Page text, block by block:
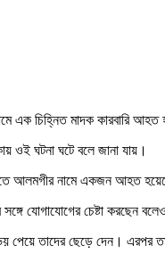
এক চিহ্নিত মাদক কারবারি
ওই ঘটনা ঘটে বলে জানা যায়।
আলমগীর নামে একজন আহত
যোগাযোগের চেষ্টা
পেয়ে তাদের ছেড়ে দেন।